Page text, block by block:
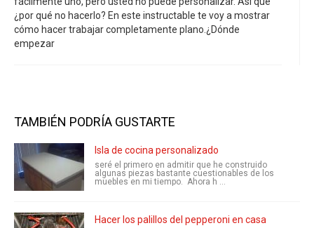
¿por qué no hacerlo? En este instructable te voy a mostrar
cómo hacer trabajar completamente plano.¿Dónde
empezar
TAMBIÉN PODRÍA GUSTARTE
Isla de cocina personalizado
seré el primero en admitir que he construido
algunas piezas bastante cuestionables de los
muebles en mi tiempo. Ahora h ...
Hacer los palillos del pepperoni en casa